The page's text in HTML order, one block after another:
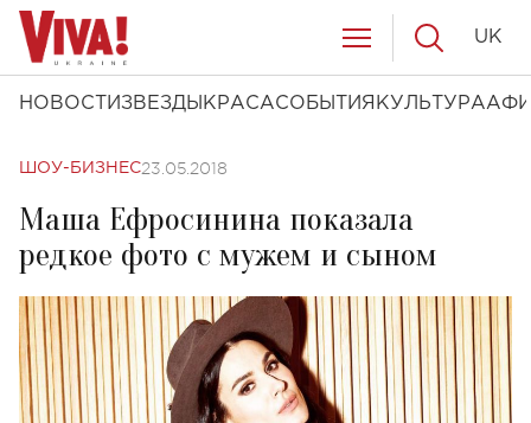
НОВОСТИ ЗВЕЗДЫ КРАСАСОБЫТИЯ КУЛЬТУРА
UK
ШОУ-БИЗНЕС23.05.2018
Маша Ефросинина показала
редкое фото с мужем и сыном